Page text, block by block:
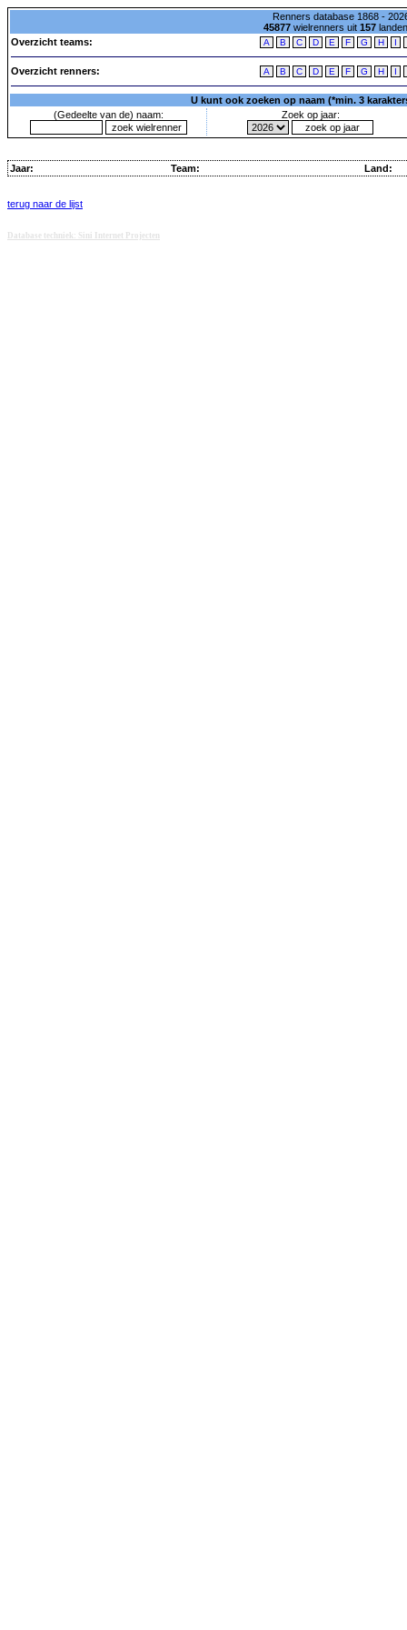
Renners database 1868 -
45877wielrenners uit 157
Overzicht teams:
A B C D E F G H I
Overzicht renners: A B C D E F G H I
U kunt ook zoeken op naam (*min. 3
(Gedeelte van de) naam:
Zoek op jaar:
Jaar: Team: Land:
terug naar de lijst
Database techniek: Sini Internet Projecten